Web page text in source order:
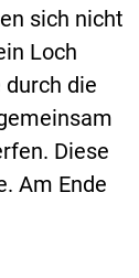
sich nicht
Loch
die
Diese
Am Ende